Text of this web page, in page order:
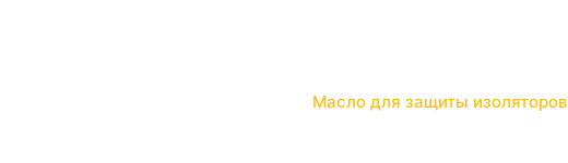
Масло для защиты изоляторов